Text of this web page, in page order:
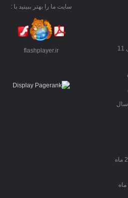
سایت ما را بهتر ببینید با :
flashplayer.ir
4 سال 11
5 سال
6 سال 2 ماه
7 سال 2 ماه